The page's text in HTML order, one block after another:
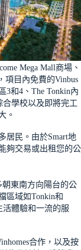
Mega Mall商場、
項目內免費的Vinbus
3和4、The Tonkin內
合學校以及即將完工
。
居民。由於Smart地
夠交易或出租您的公
東南方向陽台的公
區域如Tonkin和
活體驗和一流的服
合作，以及按